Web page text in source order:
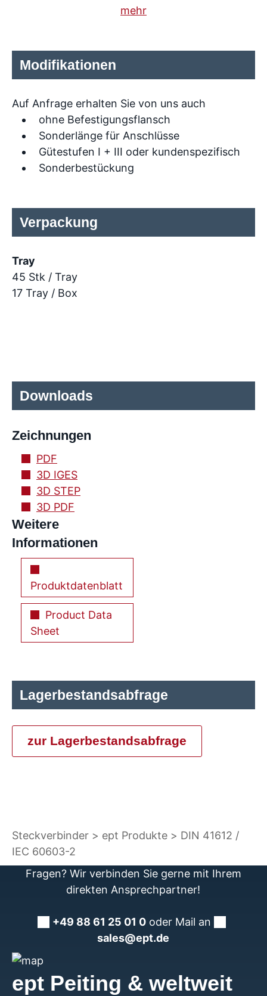
mehr
Modifikationen
Auf Anfrage erhalten Sie von uns auch
ohne Befestigungsflansch
Sonderlänge für Anschlüsse
Gütestufen I + III oder kundenspezifisch
Sonderbestückung
Verpackung
Tray
45 Stk / Tray
17 Tray / Box
Downloads
Zeichnungen
PDF
3D IGES
3D STEP
3D PDF
Weitere
Informationen
Produktdatenblatt
Product Data
Sheet
Lagerbestandsabfrage
zur Lagerbestandsabfrage
Steckverbinder ept Produkte
DIN 41612 /
IEC 60603-2
Fragen? Wir verbinden Sie gerne mit Ihrem
direkten Ansprechpartner!
+49 88 61 25 01 0 oder Mail an
sales@ept.de
ept Peiting & weltweit